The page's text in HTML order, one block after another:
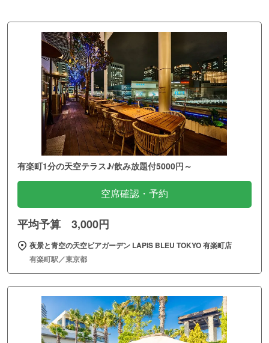
有楽町1分の天空テラス♪/飲み放題付5000円～
空席確認・予約
平均予算 3,000円
夜景と青空の天空ビアガーデン LAPIS BLEU TOKYO 有楽町店
有楽町駅／東京都